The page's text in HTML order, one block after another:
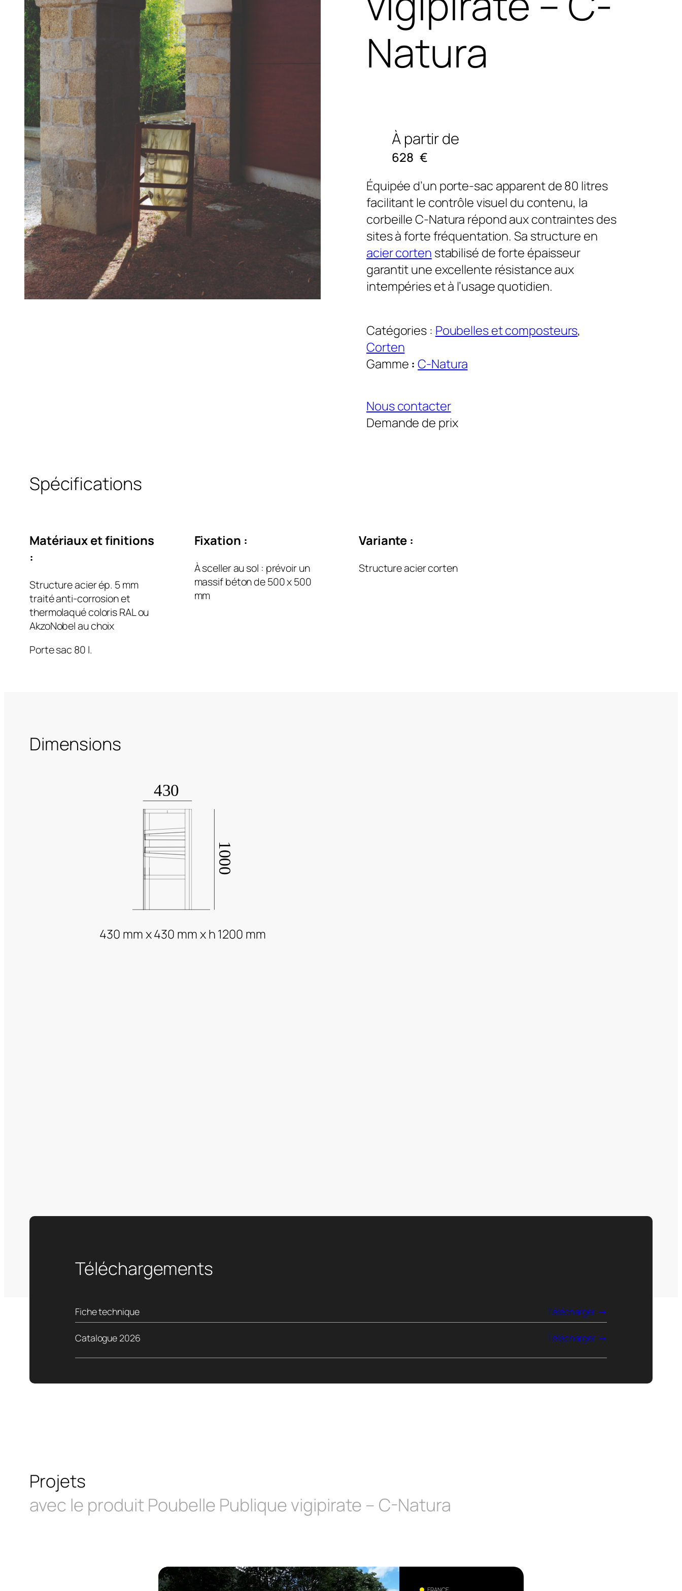
Natura
À partir de
628 €
Équipée d’un porte-sac apparent de 80 litres
facilitant le contrôle visuel du contenu, la
corbeille C-Natura répond aux contraintes des
sites à forte fréquentation. Sa structure en
acier corten stabilisé de forte épaisseur
garantit une excellente résistance aux
intempéries et à l’usage quotidien.
Catégories : Poubelles et composteurs
Corten
Gamme : C-Natura
Nous contacter
Demande de prix
Spécifications
Matériaux et finitions
:
Structure acier ép. 5 mm
traité anti-corrosion et
thermolaqué coloris RAL ou
AkzoNobel au choix
Porte sac 80 l.
Fixation :
À sceller au sol : prévoir un
massif béton de 500 x 500
mm
Variante :
Structure acier corten
Dimensions
430 mm x 430 mm x h 1200 mm
Téléchargements
Fiche technique Télécharger
Catalogue 2026 Télécharger
Projets
avec le produit Poubelle Publique vigipirate – C-Natura